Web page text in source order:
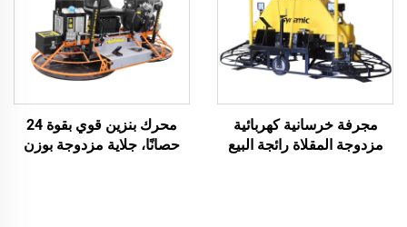
مجرفة خرسانية كهربائية
مزدوجة المقلاة رائجة البيع
محرك بنزين قوي بقوة 24
حصانًا، جلاية مزدوجة بوزن